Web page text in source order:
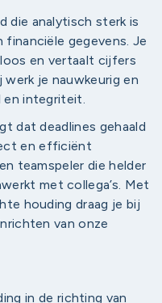
die analytisch sterk is
financiële gegevens. Je
en vertaalt cijfers
werk je nauwkeurig en
en integriteit.
dat deadlines gehaald
en efficiënt
teamspeler die helder
met collega’s. Met
houding draag je bij
van onze
in de richting van